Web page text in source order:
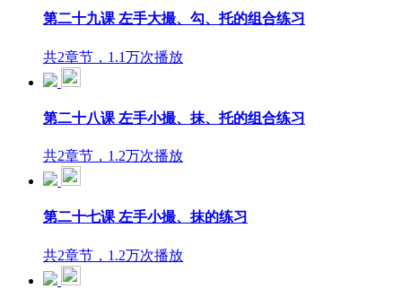
第二十九课 左手大撮、勾、托的组合练习
共2章节，1.1万次播放
第二十八课 左手小撮、抹、托的组合练习
共2章节，1.2万次播放
第二十七课 左手小撮、抹的练习
共2章节，1.2万次播放